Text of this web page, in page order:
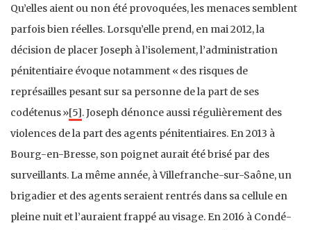
Qu’elles aient ou non été provoquées, les menaces semblent
parfois bien réelles. Lorsqu’elle prend, en mai 2012, la
décision de placer Joseph à l’isolement, l’administration
pénitentiaire évoque notamment « des risques de
représailles pesant sur sa personne de la part de ses
codétenus »[5]. Joseph dénonce aussi régulièrement des
violences de la part des agents pénitentiaires. En 2013 à
Bourg-en-Bresse, son poignet aurait été brisé par des
surveillants. La même année, à Villefranche-sur-Saône, un
brigadier et des agents seraient rentrés dans sa cellule en
pleine nuit et l’auraient frappé au visage. En 2016 à Condé-